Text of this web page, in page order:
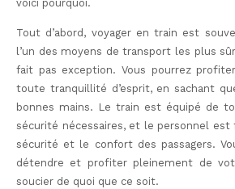
voici pourquoi.
Tout d’abord, voyager en train est
l’un des moyens de transport les plus
fait pas exception. Vous pourrez
toute tranquillité d’esprit, en sachant
bonnes mains. Le train est équipé de
sécurité nécessaires, et le personnel est
sécurité et le confort des passagers.
détendre et profiter pleinement de
soucier de quoi que ce soit.